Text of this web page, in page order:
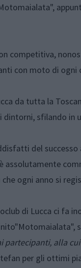
competitiva,
con moto di ogni
da tutta la
dintorni, sfilando in
del
assolutamente
ogni anno si
di Lucca ci fa
partecipanti, alla
per gli ottimi